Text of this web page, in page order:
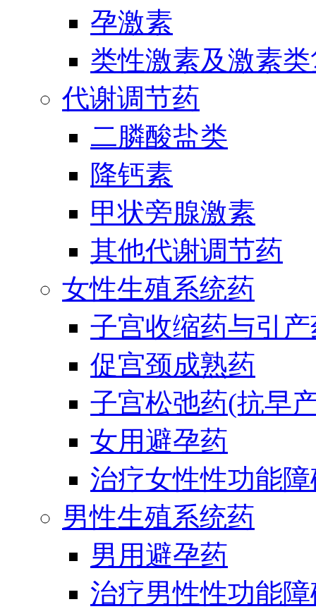
孕激素
类性激素及激素
代谢调节药
二膦酸盐类
降钙素
甲状旁腺激素
其他代谢调节药
女性生殖系统药
子宫收缩药与引
促宫颈成熟药
子宫松弛药(抗早
女用避孕药
治疗女性性功能
男性生殖系统药
男用避孕药
治疗男性性功能